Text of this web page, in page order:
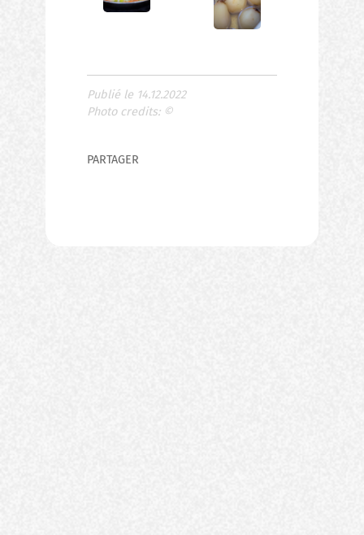
Publié le 14.12.2022
Photo credits: ©
PARTAGER